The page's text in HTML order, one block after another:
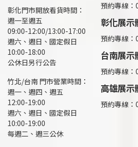
彰化門市開放看貨時間：
週一至週五
09:00-12:00/13:00-17:00
週六、週日、國定假日
10:00-18:00
公休日另行公告
竹北/台南 門市營業時間：
週一、週四、週五
12:00-19:00
週六、週日、國定假日
10:00-19:00
每週二、週三公休
預約專線
彰化展示
預約專線：
台南展示
預約專線
高雄展示
預約專線：